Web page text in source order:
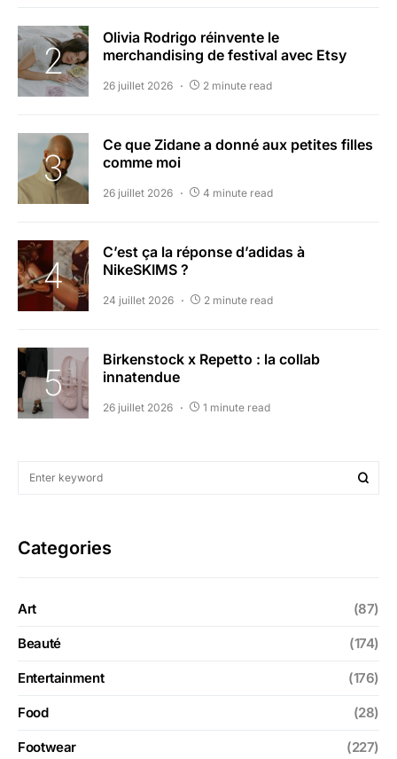
Olivia Rodrigo réinvente le
merchandising de festival avec Etsy
26 juillet 2026 2 minute read
Ce que Zidane a donné aux petites filles
comme moi
26 juillet 2026 4 minute read
C’est ça la réponse d’adidas à
NikeSKIMS ?
24 juillet 2026 2 minute read
Birkenstock x Repetto : la collab
innatendue
26 juillet 2026 1 minute read
Categories
Art (87)
Beauté (174)
Entertainment (176)
Food (28)
Footwear (227)